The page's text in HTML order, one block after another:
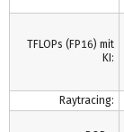
TFLOPs (FP16) mit
KI:
Raytracing: